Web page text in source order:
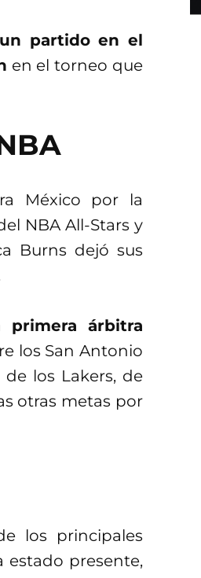
partido en el
en el torneo que
México por la
NBA All-Stars y
Burns dejó sus
primera árbitra
los San Antonio
los Lakers, de
otras metas por
los principales
presente,